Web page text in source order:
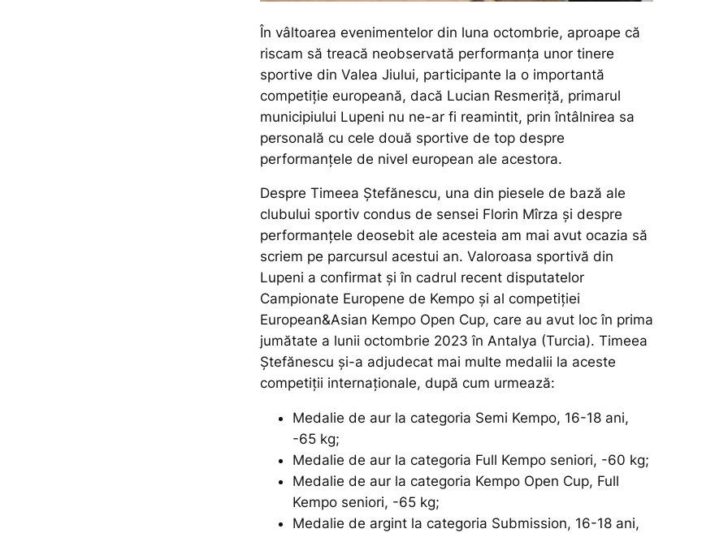
În vâltoarea evenimentelor din luna octombrie, aproape că
riscam să treacă neobservată performanța unor tinere
sportive din Valea Jiului, participante la o importantă
competiție europeană, dacă Lucian Resmeriță, primarul
municipiului Lupeni nu ne-ar fi reamintit, prin întâlnirea sa
personală cu cele două sportive de top despre
performanțele de nivel european ale acestora.
Despre Timeea Ștefănescu, una din piesele de bază ale
clubului sportiv condus de sensei Florin Mîrza și despre
performanțele deosebit ale acesteia am mai avut ocazia să
scriem pe parcursul acestui an. Valoroasa sportivă din
Lupeni a confirmat și în cadrul recent disputatelor
Campionate Europene de Kempo și al competiției
European&Asian Kempo Open Cup, care au avut loc în prima
jumătate a lunii octombrie 2023 în Antalya (Turcia). Timeea
Ștefănescu și-a adjudecat mai multe medalii la aceste
competiții internaționale, după cum urmează:
Medalie de aur la categoria Semi Kempo, 16-18 ani,
-65 kg;
Medalie de aur la categoria Full Kempo seniori, -60 kg;
Medalie de aur la categoria Kempo Open Cup, Full
Kempo seniori, -65 kg;
Medalie de argint la categoria Submission, 16-18 ani,